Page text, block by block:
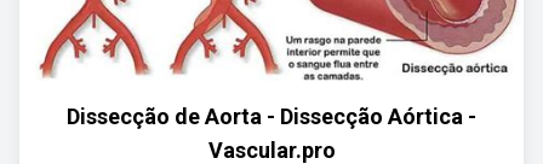
Dissecção de Aorta - Dissecção Aórtica -
Vascular.pro